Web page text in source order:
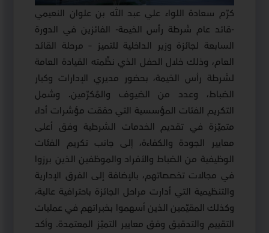
كرّم سعادة اللواء علي عبد الله بن علوان النعيمي
-قائد عام شرطة رأس الخيمة- الفائزين في الدورة
السابعة لجائزة وزير الداخلية للتميز – مرحلة القائد
العام، وذلك خلال الحفل الذي نظّمته القيادة العامة
لشرطة رأس الخيمة، بحضور مديري الإدارات وكبار
الضباط، وعدد من الضيوف والمُكرّمين. وشمل
التكريم الفئات المؤسسية التي حققت مؤشرات أداء
متميّزة في تقديم الخدمات الشرطية وفق أعلى
معايير الجودة والكفاءة، إلى جانب تكريم الفئات
الوظيفية من الضباط والأفراد والموظفين الذين برزوا
في مجالات تخصصاتهم، بالإضافة إلى الفرق الإدارية
والتنظيمية التي أدارت مراحل الجائزة باحترافية عالية،
وكذلك المقيّمين الذين أسهموا بخبراتهم في عمليات
التقييم والتدقيق وفق معايير التميّز المعتمدة. وأكد